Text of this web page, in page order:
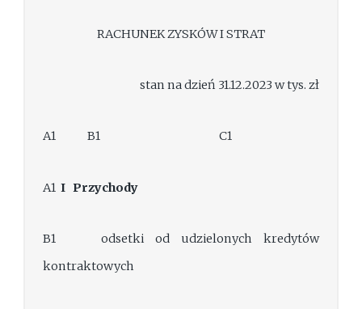
RACHUNEK ZYSKÓW I STRAT
stan na dzień 31.12.2023 w tys. zł
A1 B1 C1
A1I Przychody
B1 odsetki od udzielonych kredytów
kontraktowych